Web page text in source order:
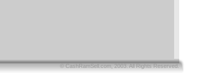
© CashRamSell.com, 2003. All Rights Reserved.